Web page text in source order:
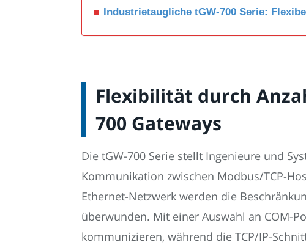
Industrietaugliche tGW-700 Serie:
Flexibilität durch
700 Gateways
Die tGW-700 Serie stellt Ingenieure und
Kommunikation zwischen Modbus/TCP-
Ethernet-Netzwerk werden die
überwunden. Mit einer Auswahl an COM-
kommunizieren, während die TCP/IP-